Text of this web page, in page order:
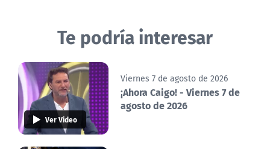
Te podría interesar
Ver Video
Viernes 7 de agosto de 2026
¡Ahora Caigo! - Viernes 7 de
agosto de 2026